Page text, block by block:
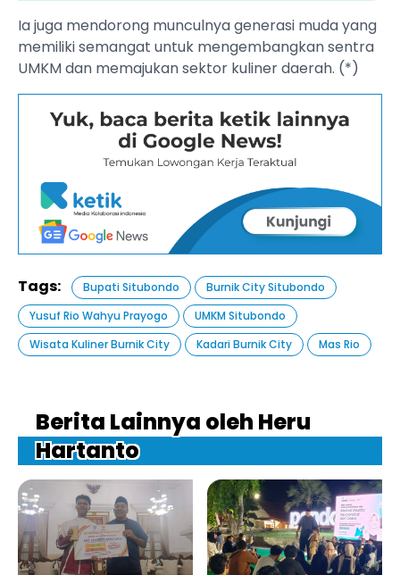
Ia juga mendorong munculnya generasi muda yang
memiliki semangat untuk mengembangkan sentra
UMKM dan memajukan sektor kuliner daerah. (*)
Tags: Bupati Situbondo
Burnik City Situbondo
Yusuf Rio Wahyu Prayogo
UMKM Situbondo
Wisata Kuliner Burnik City
Kadari Burnik City Mas Rio
Berita Lainnya oleh Heru
Hartanto